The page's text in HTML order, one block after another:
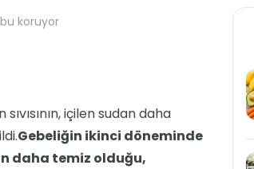
koruyor
içilen sudan daha
Gebeliğin ikinci döneminde
daha temiz olduğu,